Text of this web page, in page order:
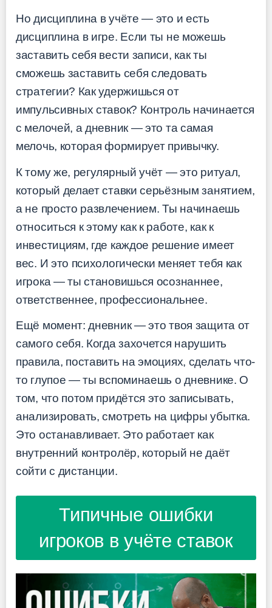
Но дисциплина в учёте — это и есть
дисциплина в игре. Если ты не можешь
заставить себя вести записи, как ты
сможешь заставить себя следовать
стратегии? Как удержишься от
импульсивных ставок? Контроль начинается
с мелочей, а дневник — это та самая
мелочь, которая формирует привычку.
К тому же, регулярный учёт — это ритуал,
который делает ставки серьёзным занятием,
а не просто развлечением. Ты начинаешь
относиться к этому как к работе, как к
инвестициям, где каждое решение имеет
вес. И это психологически меняет тебя как
игрока — ты становишься осознаннее,
ответственнее, профессиональнее.
Ещё момент: дневник — это твоя защита от
самого себя. Когда захочется нарушить
правила, поставить на эмоциях, сделать что-
то глупое — ты вспоминаешь о дневнике. О
том, что потом придётся это записывать,
анализировать, смотреть на цифры убытка.
Это останавливает. Это работает как
внутренний контролёр, который не даёт
сойти с дистанции.
Типичные ошибки
игроков в учёте ставок